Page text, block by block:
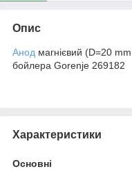
Опис
Анод магнієвий (D=20
бойлера Gorenje 269182
Характеристики
Основні